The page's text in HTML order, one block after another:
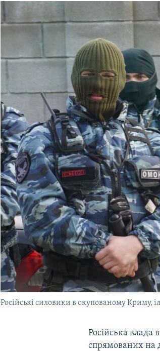
Російські силовики в окупованому Криму,
Російська влада
спрямованих на